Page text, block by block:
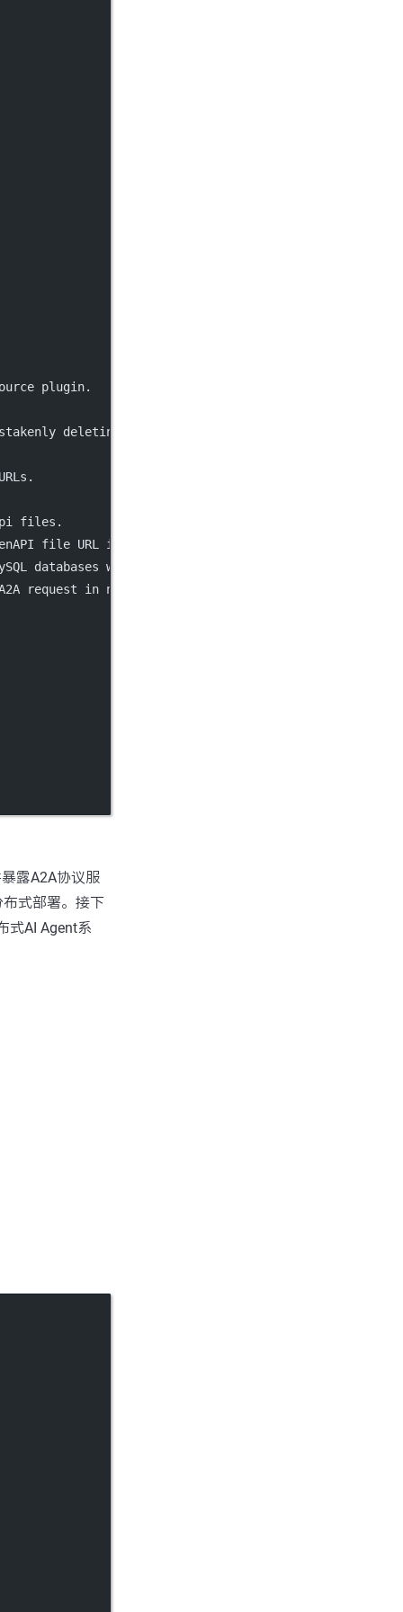
plugin.
deleting ROLE_ADMIN.
files.
file URL in MCP console.
databases when publishing configurations.
request in nacos-client.
露A2A协议服
式部署。接下
式AI Agent系